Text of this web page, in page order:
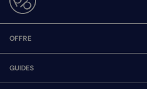
OFFRE
GUIDES